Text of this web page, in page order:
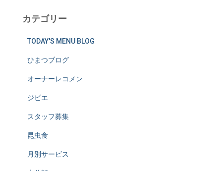
カテゴリー
TODAY'S MENU BLOG
ひまつブログ
オーナーレコメン
ジビエ
スタッフ募集
昆虫食
月別サービス